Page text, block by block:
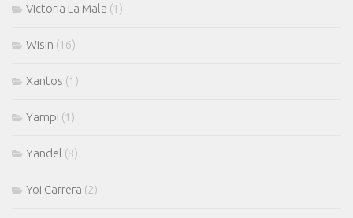
Victoria La Mala (1)
Wisin (16)
Xantos (1)
Yampi (1)
Yandel (8)
Yoi Carrera (2)